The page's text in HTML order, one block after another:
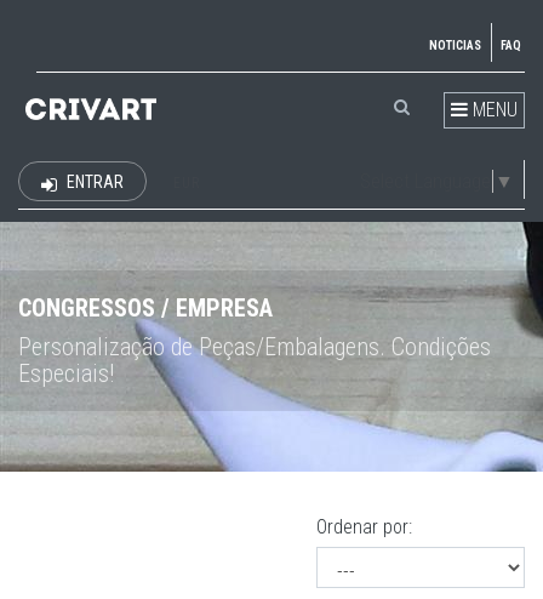
NOTICIAS FAQ
MENU
▼
ENTRAR
CONGRESSOS / EMPRESA
Personalização de Peças/Embalagens. Condições
Especiais!
Ordenar por: